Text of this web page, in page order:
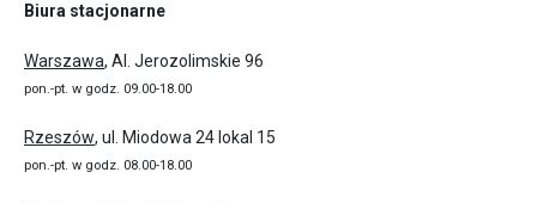
Biura stacjonarne
Warszawa, Al. Jerozolimskie 96
pon.-pt. w godz. 09.00-18.00
Rzeszów, ul. Miodowa 24 lokal 15
pon.-pt. w godz. 08.00-18.00